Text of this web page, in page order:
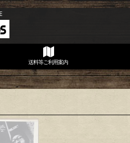
送料等ご利用案内